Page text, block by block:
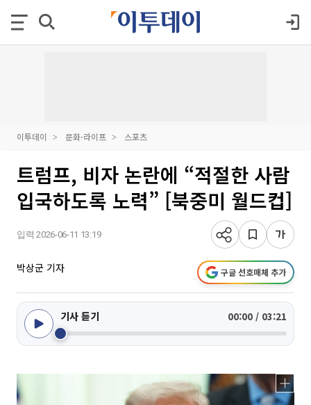
이투데이 문화·라이프 스포츠
트럼프, 비자 논란에 “적절한 사람
입국하도록 노력” [북중미 월드컵]
입력 2026-06-11 13:19
박상군 기자 구글 선호매체 추가
기사 듣기 00:00 / 03:21